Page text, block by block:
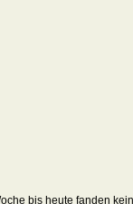
bis heute fanden